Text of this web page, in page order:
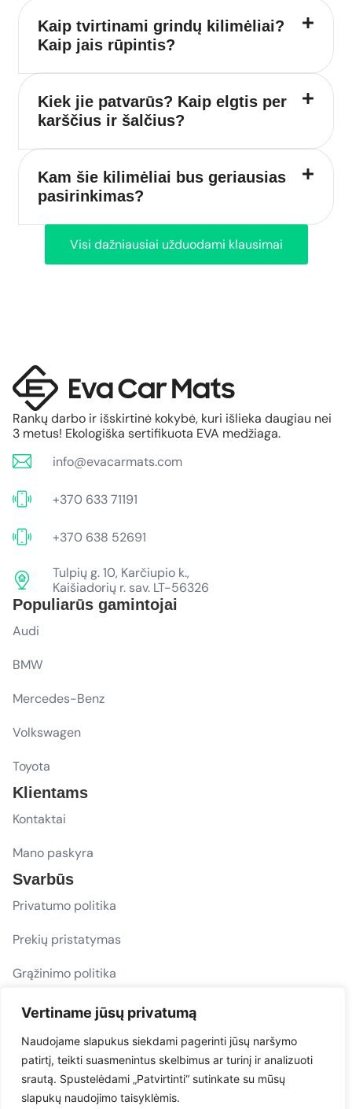
Vertiname jūsų privatumą
Naudojame slapukus siekdami pagerinti jūsų naršymo
patirtį, teikti suasmenintus skelbimus ar turinį ir analizuoti
srautą. Spustelėdami „Patvirtinti“ sutinkate su mūsų
slapukų naudojimo taisyklėmis.
Kaip tvirtinami grindų kilimėliai?
Kaip jais rūpintis?
Kiek jie patvarūs? Kaip elgtis per
karščius ir šalčius?
Kam šie kilimėliai bus geriausias
pasirinkimas?
Visi dažniausiai užduodami klausimai
Rankų darbo ir išskirtinė kokybė, kuri išlieka daugiau nei
3 metus! Ekologiška sertifikuota EVA medžiaga.
info@evacarmats.com
+370 633 71191
+370 638 52691
Tulpių g. 10, Karčiupio k.,
Kaišiadorių r. sav. LT-56326
Populiarūs gamintojai
Audi
BMW
Mercedes-Benz
Volkswagen
Toyota
Klientams
Kontaktai
Mano paskyra
Svarbūs
Privatumo politika
Prekių pristatymas
Grąžinimo politika
D. U. K.
Sekite mus
evacarmats
© Copyright 2026 | Eva Car Mats